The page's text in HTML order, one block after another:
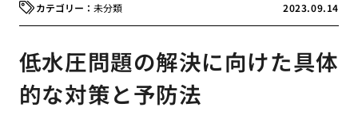
2023.09.14
未分類
低水圧問題の解決に向けた具体
的な対策と予防法